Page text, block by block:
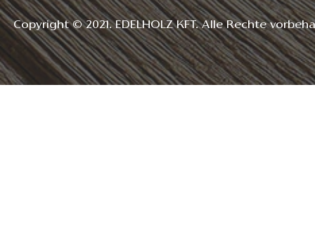
Copyright © 2021. EDELHOLZ KFT. Alle Rechte